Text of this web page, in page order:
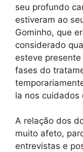
seu profundo
estiveram ao
Gominho, que
considerado
esteve
fases do
la nos cuidados
A relação dos
muito afeto,
entrevistas e